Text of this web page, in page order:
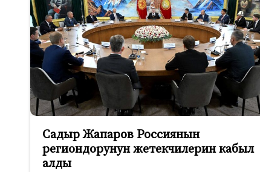
Садыр Жапаров Россиянын
региондорунун жетекчилерин кабыл
алды